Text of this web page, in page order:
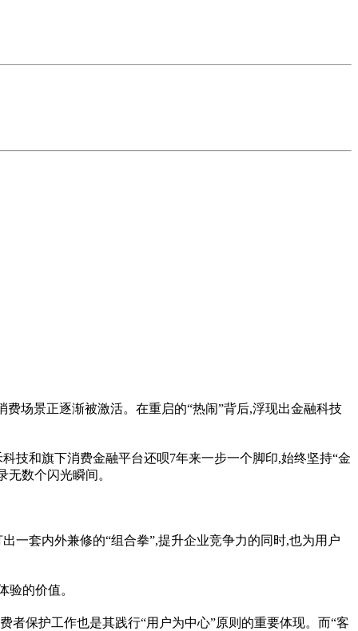
场景正逐渐被激活。在重启的“热闹”背后,浮现出金融科技
技和旗下消费金融平台还呗7年来一步一个脚印,始终坚持“金
无数个闪光瞬间。
一套内外兼修的“组合拳”,提升企业竞争力的同时,也为用户
验的价值。
者保护工作也是其践行“用户为中心”原则的重要体现。而“客